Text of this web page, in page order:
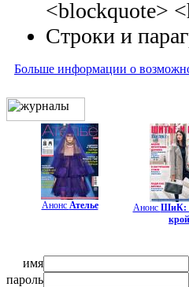
<blockquote>
Строки и
Больше информации о
Анонс Ателье Анонс ШиК:
крой
имя
пароль